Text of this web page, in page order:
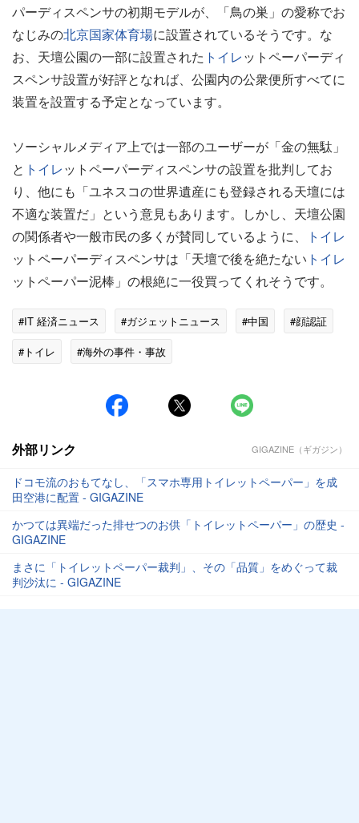
パーディスペンサの初期モデルが、「鳥の巣」の愛称でお
なじみの北京国家体育場に設置されているそうです。な
お、天壇公園の一部に設置された トイレットペーパーディ
スペンサ設置が好評となれば、公園内の公衆便所すべてに
装置を設置する予定となっています。
ソーシャルメディア上では一部のユーザーが「金の無駄」
と トイレットペーパーディスペンサの設置を批判してお
り、他にも「ユネスコの世界遺産にも登録される天壇には
不適な装置だ」という意見もあります。しかし、天壇公園
の関係者や一般市民の多くが賛同しているように、
トイレ
ットペーパーディスペンサは「天壇で後を絶たない トイレ
ットペーパー泥棒」の根絶に一役買ってくれそうです。
#IT 経済ニュース #ガジェットニュース #中国
#顔認証
#トイレ
#海外の事件・事故
外部リンク GIGAZINE（ギガジン）
ドコモ流のおもてなし、「スマホ専用トイレットペーパー」を成
田空港に配置 - GIGAZINE
かつては異端だった排せつのお供「トイレットペーパー」の歴史 -
GIGAZINE
まさに「トイレットペーパー裁判」、その「品質」をめぐって裁
判沙汰に - GIGAZINE